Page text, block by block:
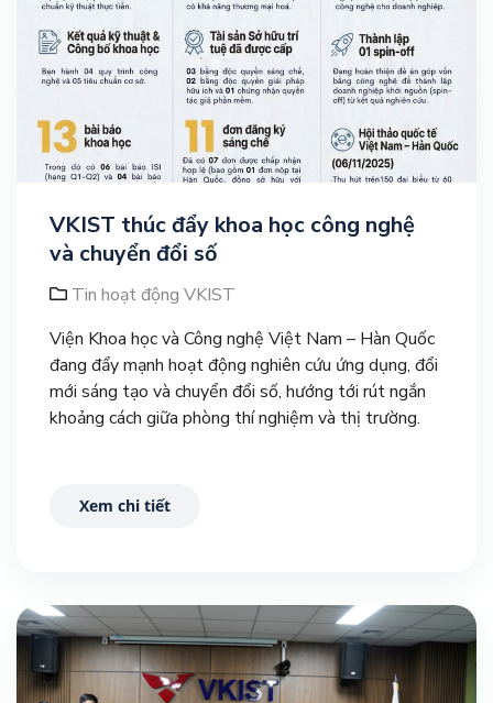
VKIST thúc đẩy khoa học công nghệ
và chuyển đổi số
Tin hoạt động VKIST
Viện Khoa học và Công nghệ Việt Nam – Hàn Quốc
đang đẩy mạnh hoạt động nghiên cứu ứng dụng, đổi
mới sáng tạo và chuyển đổi số, hướng tới rút ngắn
khoảng cách giữa phòng thí nghiệm và thị trường.
Xem chi tiết